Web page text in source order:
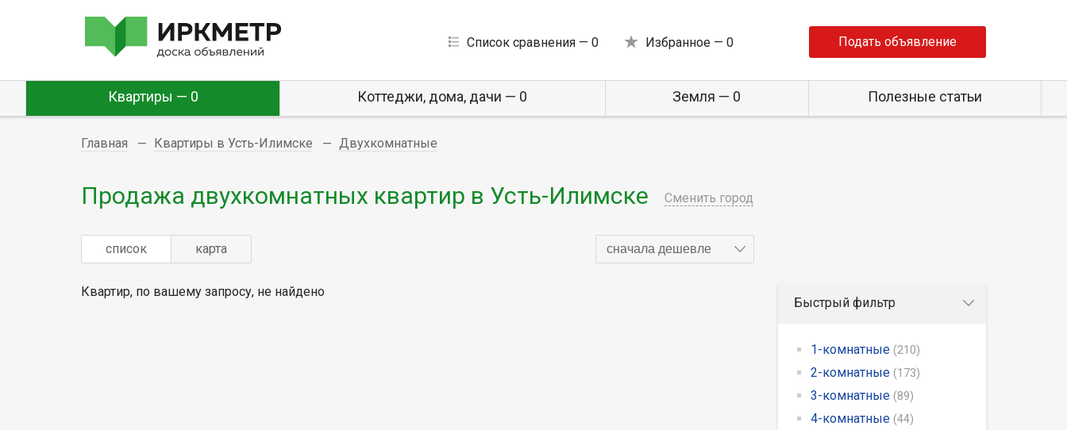
Список сравнения — 0 Избранное — 0 Подать объявление
Квартиры — 0 Коттеджи, дома, дачи — 0 Земля — 0 Полезные статьи
Главная Квартиры в Усть-Илимске Двухкомнатные
Продажа двухкомнатных квартир в Усть-Илимске Сменить город
список карта сначала дешевле
Квартир, по вашему запросу, не найдено
Быстрый фильтр
1-комнатные (210)
2-комнатные (173)
3-комнатные (89)
4-комнатные (44)